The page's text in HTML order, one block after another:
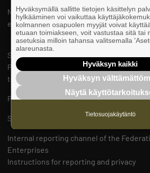
National, regional and local advocacy for
entrepreneurs.
Suomen Yrittäjät
PL 999, 00101 HELSINKI
telephone 09 229 221
Privacy statements and cookie policies
Staff contact details
Internal reporting channel of the
Enterprises
Instructions for reporting and privacy
Hyväksymällä sallitte tietojen käsittelyn
hylkääminen voi vaikuttaa
kolmannen osapuolen myyjät voivat
etuaan toimiakseen, voit vastustaa sitä tai
asetuksia milloin tahansa valitsemalla
alareunasta.
Hyväksyn kaikki
Hyväksyn
Näytä
Tietosuojakäytäntö